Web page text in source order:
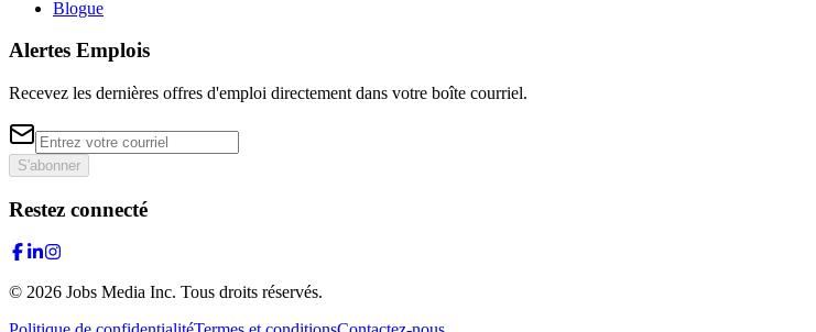
Blogue
Alertes Emplois
Recevez les dernières offres d'emploi directement dans votre boîte courriel.
S'abonner
Restez connecté
© 2026 Jobs Media Inc. Tous droits réservés.